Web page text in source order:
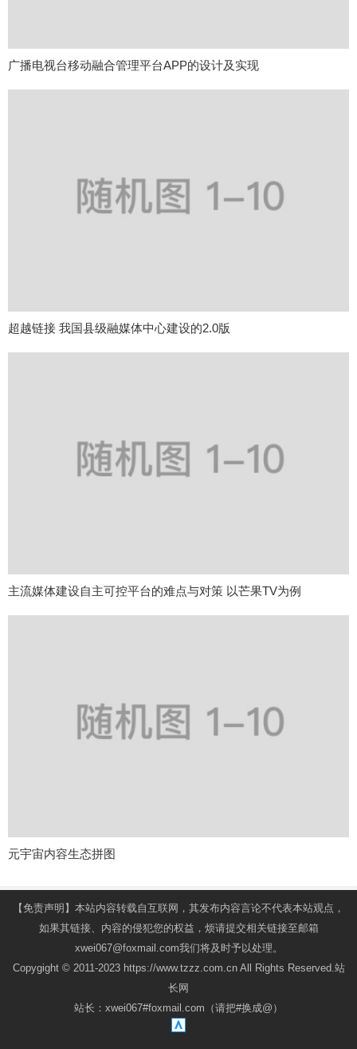
广播电视台移动融合管理平台APP的设计及实现
超越链接 我国县级融媒体中心建设的2.0版
主流媒体建设自主可控平台的难点与对策 以芒果TV为例
元宇宙内容生态拼图
【免责声明】本站内容转载自互联网，其发布内容言论不代表本站观点，
如果其链接、内容的侵犯您的权益，烦请提交相关链接至邮箱
xwei067@foxmail.com我们将及时予以处理。
Copygight © 2011-2023 https://www.tzzz.com.cn All Rights Reserved.站
长网
站长：xwei067#foxmail.com（请把#换成@）